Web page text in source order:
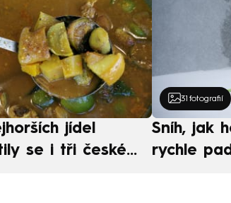
jídel
se i tři české
31 fotografií
Sníh, jak
rychle